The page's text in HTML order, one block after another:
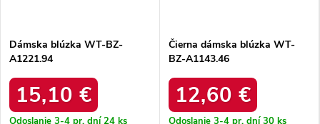
Dámska blúzka WT-BZ-
A1221.94
15,10 €
Odoslanie 3-4 pr. dní24 ks
Čierna dámska blúzka WT-
BZ-A1143.46
12,60 €
Odoslanie 3-4 pr. dní30 ks